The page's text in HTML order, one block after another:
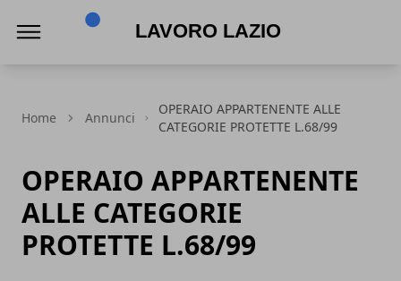
Home Annunci
OPERAIO APPARTENENTE ALLE
CATEGORIE PROTETTE L.68/99
OPERAIO APPARTENENTE
ALLE CATEGORIE
PROTETTE L.68/99